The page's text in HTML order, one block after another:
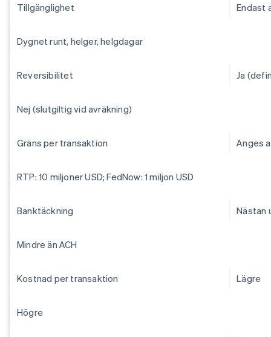
Tillgänglighet Endast
Dygnet runt, helger, helgdagar
Reversibilitet Ja
Nej (slutgiltig vid avräkning)
Gräns per transaktion Anges
RTP: 10 miljoner USD; FedNow: 1 miljon USD
Banktäckning Nästan
Mindre än ACH
Kostnad per transaktion Lägre
Högre